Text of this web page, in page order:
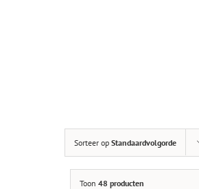
Sorteer op Standaardvolgorde
Toon 48 producten